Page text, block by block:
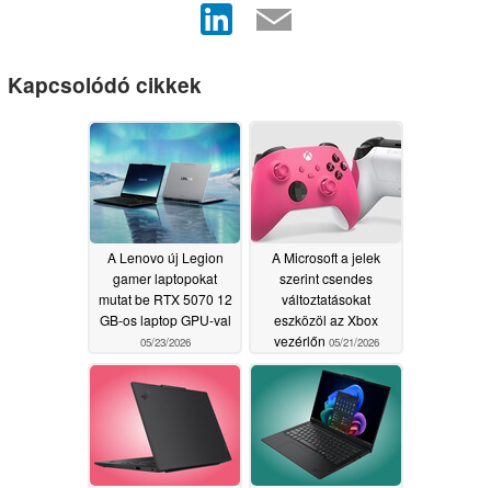
Kapcsolódó cikkek
A Lenovo új Legion
gamer laptopokat
mutat be RTX 5070 12
GB-os laptop GPU-val
05/23/2026
A Microsoft a jelek
szerint csendes
változtatásokat
eszközöl az Xbox
vezérlőn 05/21/2026